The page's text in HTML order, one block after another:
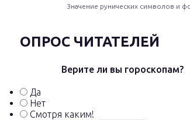
Значение рунических символов и
ОПРОС ЧИТАТЕЛЕЙ
Верите ли вы гороскопам?
Да
Нет
Смотря каким!